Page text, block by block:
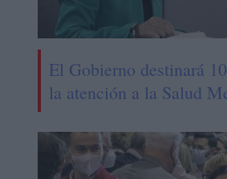
El Gobierno destinará
la atención a la Salud